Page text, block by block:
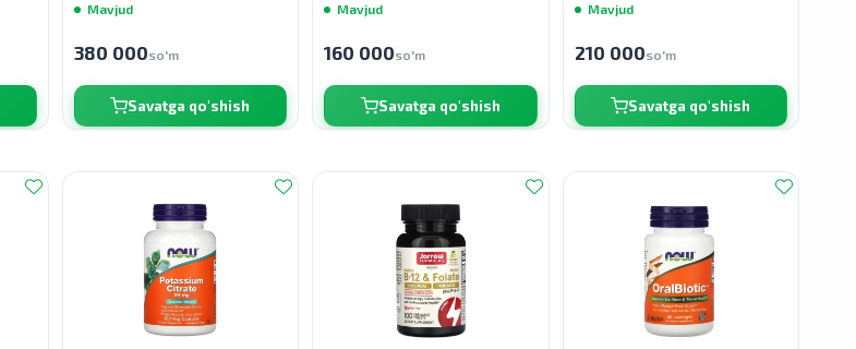
Mavjud
380 000so'm
Savatga qo'shish
Mavjud
160 000so'm
Savatga qo'shish
Mavjud
210 000so'm
Savatga qo'shish